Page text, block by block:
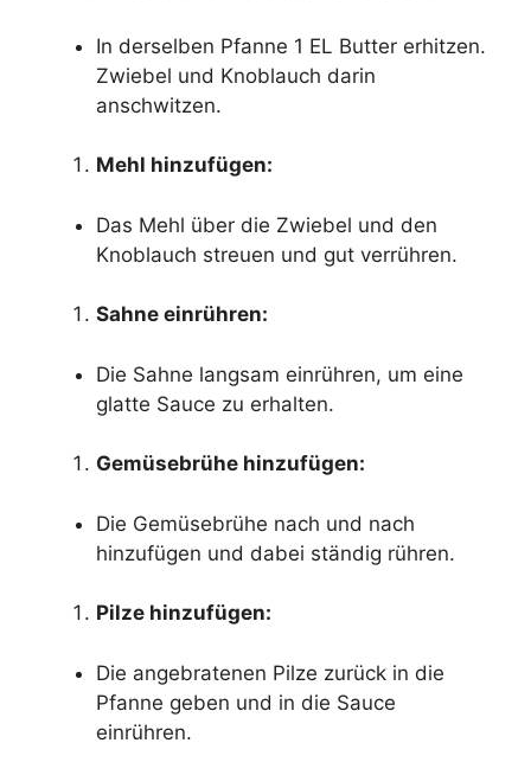
In derselben Pfanne 1 EL Butter erhitzen.
Zwiebel und Knoblauch darin
anschwitzen.
Mehl hinzufügen:
Das Mehl über die Zwiebel und den
Knoblauch streuen und gut verrühren.
Sahne einrühren:
Die Sahne langsam einrühren, um eine
glatte Sauce zu erhalten.
Gemüsebrühe hinzufügen:
Die Gemüsebrühe nach und nach
hinzufügen und dabei ständig rühren.
Pilze hinzufügen:
Die angebratenen Pilze zurück in die
Pfanne geben und in die Sauce
einrühren.